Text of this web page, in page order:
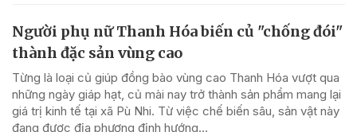
Người phụ nữ Thanh Hóa biến củ "chống đói"
thành đặc sản vùng cao
Từng là loại củ giúp đồng bào vùng cao Thanh Hóa vượt qua
những ngày giáp hạt, củ mài nay trở thành sản phẩm mang lại
giá trị kinh tế tại xã Pù Nhi. Từ việc chế biến sâu, sản vật này
đang được địa phương định hướng...